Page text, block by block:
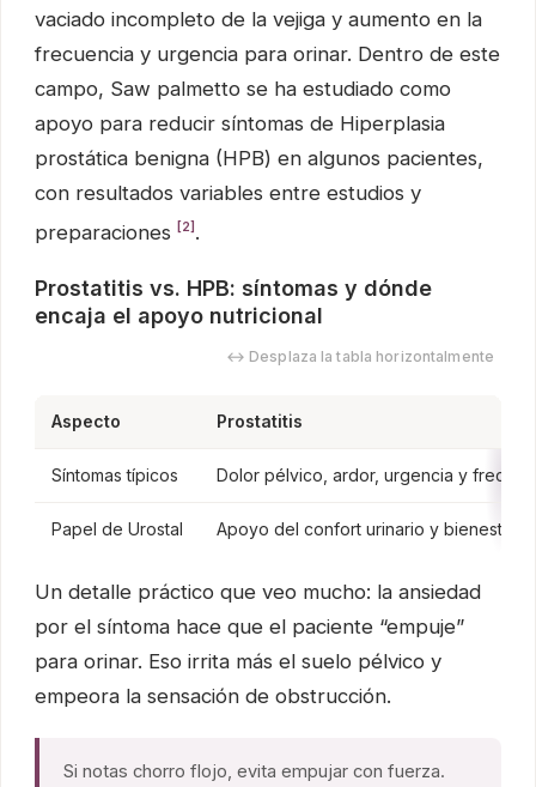
vaciado incompleto de la vejiga y aumento en la
frecuencia y urgencia para orinar. Dentro de este
campo, Saw palmetto se ha estudiado como
apoyo para reducir síntomas de Hiperplasia
prostática benigna (HPB) en algunos pacientes,
con resultados variables entre estudios y
preparaciones
[2] .
Prostatitis vs. HPB: síntomas y dónde
encaja el apoyo nutricional
↔ Desplaza la tabla horizontalmente
Aspecto Prostatitis
Síntomas típicos Dolor pélvico, ardor, urgencia y
Papel de Urostal Apoyo del confort urinario y bienestar
Un detalle práctico que veo mucho: la ansiedad
por el síntoma hace que el paciente “empuje”
para orinar. Eso irrita más el suelo pélvico y
empeora la sensación de obstrucción.
Si notas chorro flojo, evita empujar con fuerza.